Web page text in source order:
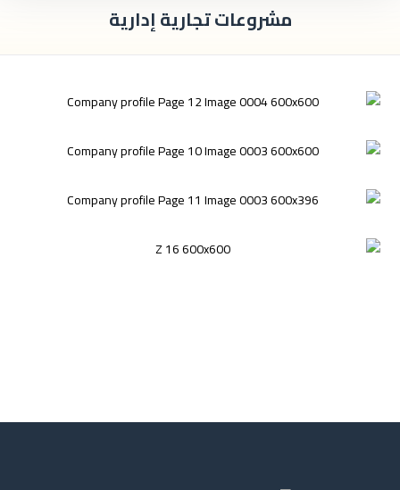
مشروعات تجارية إدارية